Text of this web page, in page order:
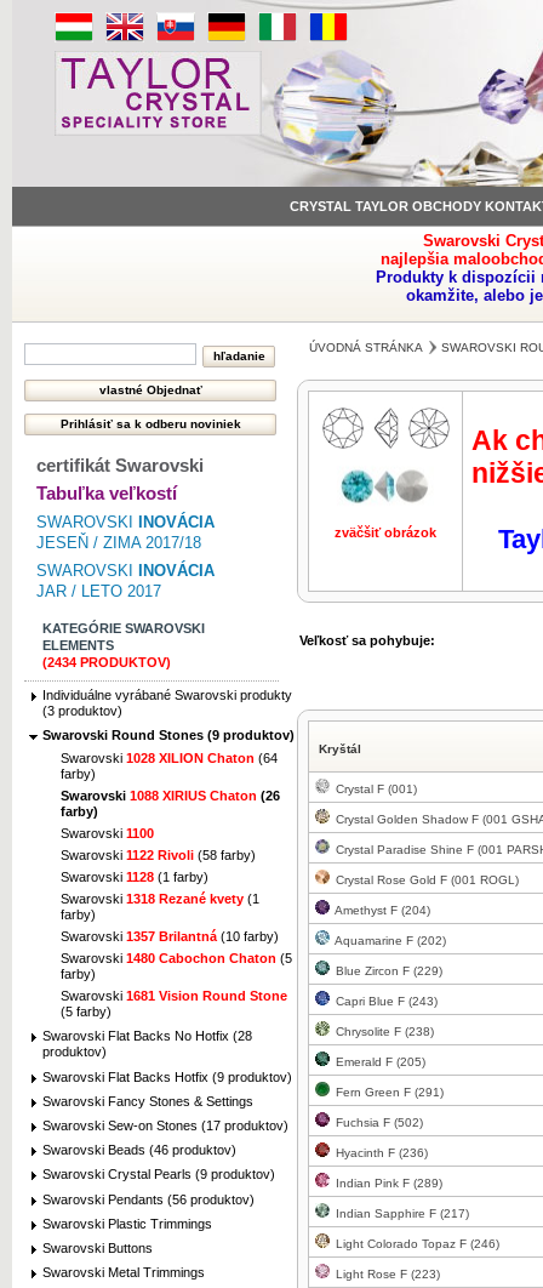
CRYSTAL TAYLOR OBCHODY
Swarovski
najlepšia
Produkty k dispozícii
okamžite, alebo
certifikát Swarovski
Tabuľka veľkostí
SWAROVSKI
INOVÁCIA
JESEŇ / ZIMA 2017/18
SWAROVSKI
INOVÁCIA
JAR / LETO 2017
KATEGÓRIE SWAROVSKI
ELEMENTS
(2434 PRODUKTOV)
Individuálne vyrábané Swarovski produkty
(3 produktov)
Swarovski Round Stones (9 produktov)
Swarovski 1028 XILION Chaton (64
farby)
Swarovski 1088 XIRIUS Chaton (26
farby)
Swarovski 1100
Swarovski 1122 Rivoli (58 farby)
Swarovski 1128 (1 farby)
Swarovski 1318 Rezané kvety (1
farby)
Swarovski 1357 Brilantná (10 farby)
Swarovski 1480 Cabochon Chaton (5
farby)
Swarovski 1681 Vision Round Stone
(5 farby)
Swarovski Flat Backs No Hotfix (28
produktov)
Swarovski Flat Backs Hotfix (9 produktov)
Swarovski Fancy Stones & Settings
Swarovski Sew-on Stones (17 produktov)
Swarovski Beads (46 produktov)
Swarovski Crystal Pearls (9 produktov)
Swarovski Pendants (56 produktov)
Swarovski Plastic Trimmings
Swarovski Buttons
Swarovski Metal Trimmings
ÚVODNÁ STRÁNKA SWAROVSKI
zväčšiť obrázok zväčšiť
Ak
Veľkosť sa pohybuje:
Kryštál
Crystal F (001)
Crystal Golden Shadow F (001
Crystal Paradise Shine F (001
Crystal Rose Gold F (001 ROGL)
Amethyst F (204)
Aquamarine F (202)
Blue Zircon F (229)
Capri Blue F (243)
Chrysolite F (238)
Emerald F (205)
Fern Green F (291)
Fuchsia F (502)
Hyacinth F (236)
Indian Pink F (289)
Indian Sapphire F (217)
Light Colorado Topaz F (246)
Light Rose F (223)